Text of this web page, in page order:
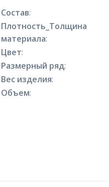
Состав:
Плотность_Толщина
материала:
Цвет:
Размерный ряд:
Вес изделия:
Объем: